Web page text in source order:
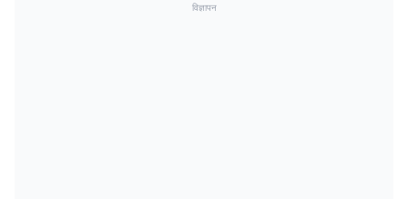
विज्ञापन